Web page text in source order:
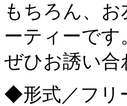
もちろん、
ーティーです
ぜひお誘い合
◆形式／フリ